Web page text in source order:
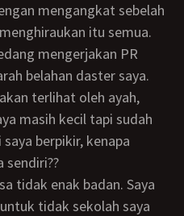
mengangkat sebelah
itu semua.
belahan daster saya.
terlihat oleh ayah,
masih kecil tapi sudah
berpikir, kenapa
sendiri??
tidak sekolah saya